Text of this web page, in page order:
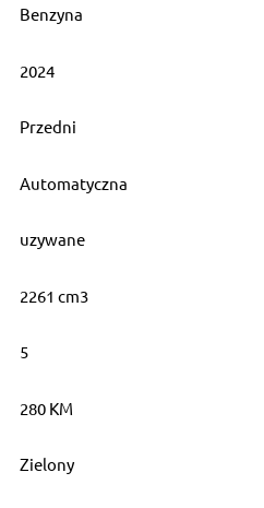
Benzyna
2024
Przedni
Automatyczna
uzywane
2261 cm3
5
280 KM
Zielony